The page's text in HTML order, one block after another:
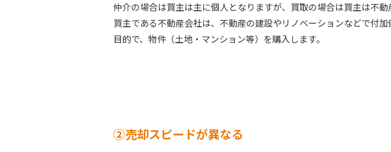
仲介の場合は買主は主に個人となりますが、買取の場合は買主は不動
買主である不動産会社は、不動産の建設やリノベーションなどで付
目的で、物件（土地・マンション等）を購入します。
②売却スピードが異なる